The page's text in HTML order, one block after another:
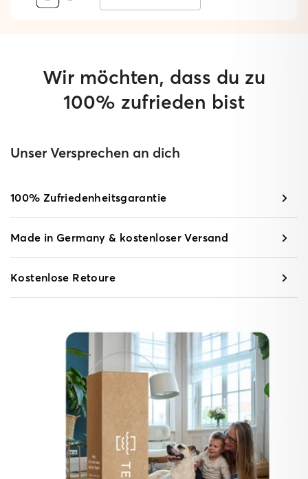
Wir möchten, dass du zu
100% zufrieden bist
Unser Versprechen an dich
100% Zufriedenheitsgarantie
Made in Germany & kostenloser Versand
Kostenlose Retoure